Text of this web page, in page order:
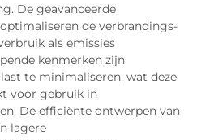
De geavanceerde
de verbrandings-
als emissies
kenmerken zijn
te minimaliseren, wat deze
voor gebruik in
De efficiënte ontwerpen van
lagere